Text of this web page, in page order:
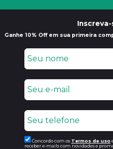
Ganhe 10% Off em sua primeira
Concordo com os Termos de uso
receber e-mails com novidades e